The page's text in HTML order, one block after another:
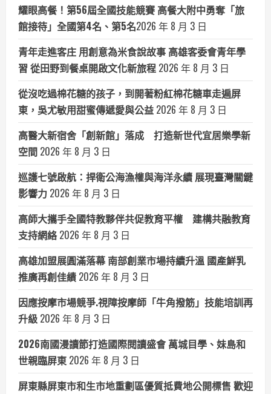
耀眼高餐！第56屆全國技能競賽 高餐大附中勇奪「旅
館接待」全國第4名、第5名​2026 年 8 月 3 日
青年走進客庄 用創意為米食說故事 高雄客委會青年學
習 從田野到餐桌開啟文化新旅程 2026 年 8 月 3 日
從沒吃過棉花糖的孩子，到開著粉紅棉花糖車走遍屏
東，吳尤敏用甜蜜傳遞愛與公益 2026 年 8 月 3 日
高醫大新宿舍「創新館」落成 打造新世代宜居樂學新
空間 2026 年 8 月 3 日
巡護七號啟航：捍衛公海漁權與海洋永續 展現臺灣關鍵
影響力 2026 年 8 月 3 日
高師大攜手全國特教夥伴共促教育平權 建構共融教育
支持網絡 2026 年 8 月 3 日
高雄加盟展圓滿落幕 南部創業市場持續升溫 國產鮮乳
推廣再創佳績 2026 年 8 月 3 日
因應按摩市場競爭.視障按摩師「牛角撥筋」技能培訓再
升級 2026 年 8 月 3 日
2026南國漫讀節打造國際閱讀盛會 萬城目學、妹島和
世親臨屏東 2026 年 8 月 3 日
屏東縣屏東市和生市地重劃區優質抵費地公開標售 歡迎